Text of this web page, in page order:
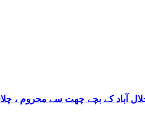
آباد کے بچے چھت سے محروم ،